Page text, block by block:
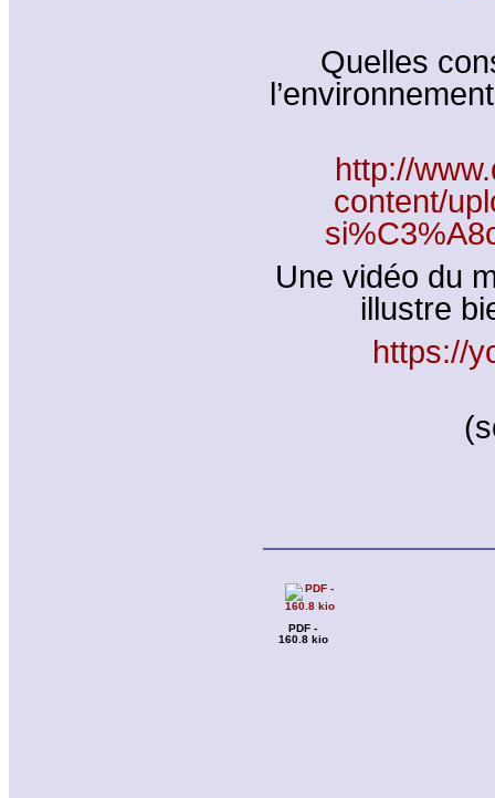
Quelles
http://
content/
Une vidéo du
illustre
https://
PDF -
160.8 kio